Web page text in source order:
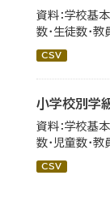
資料：学校基
数・生徒数・教
CSV
小学校別学級
資料：学校基
数・児童数・教
CSV